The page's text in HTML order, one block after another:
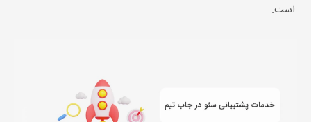
است.